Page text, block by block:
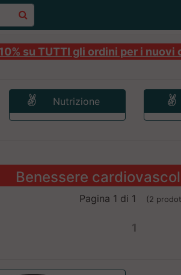
su TUTTI gli ordini per i
Nutrizione
Benessere
Pagina 1 di 1 (2
1